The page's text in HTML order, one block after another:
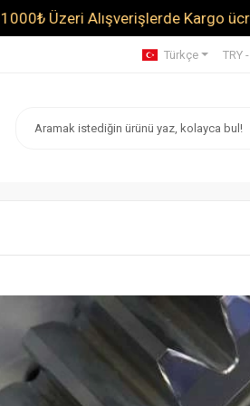
Alışverişlerde Kargo ücretsiz!
Türkçe TRY